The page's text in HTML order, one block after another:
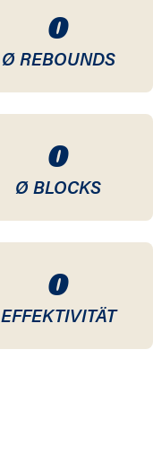
0
Ø REBOUNDS
0
Ø BLOCKS
0
EFFEKTIVITÄT